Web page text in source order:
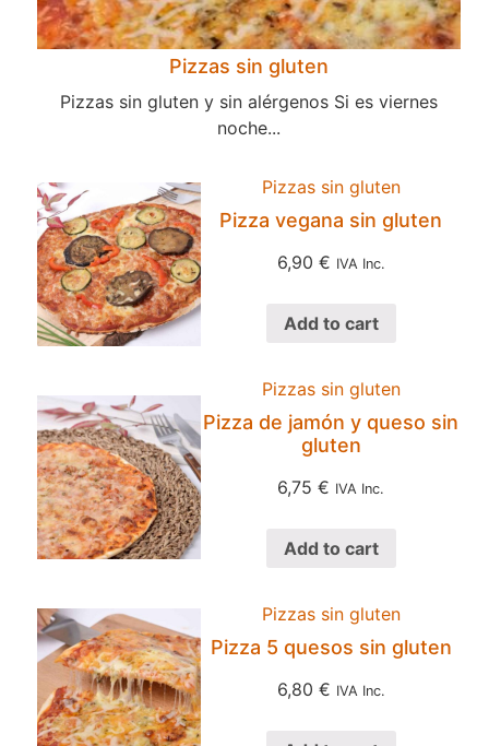
Pizzas sin gluten
Pizzas sin gluten y sin alérgenos Si es viernes
noche...
Pizzas sin gluten
Pizza vegana sin gluten
6,90 € IVA Inc.
Add to cart
Pizzas sin gluten
Pizza de jamón y queso sin
gluten
6,75 € IVA Inc.
Add to cart
Pizzas sin gluten
Pizza 5 quesos sin gluten
6,80 € IVA Inc.